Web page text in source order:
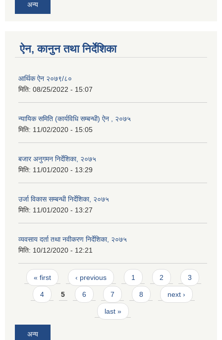
अन्य
ऐन, कानुन तथा निर्देशिका
आर्थिक ऐन २०७९/८०
मिति: 08/25/2022 - 15:07
न्यायिक समिति (कार्यविधि सम्बन्धी) ऐन , २०७५
मिति: 11/02/2020 - 15:05
बजार अनुगमन निर्देशिका, २०७५
मिति: 11/01/2020 - 13:29
उर्जा विकास सम्बन्धी निर्देशिका, २०७५
मिति: 11/01/2020 - 13:27
व्यवसाय दर्ता तथा नवीकरण निर्देशिका, २०७५
मिति: 10/12/2020 - 12:21
Pages
« first ‹ previous 1 2 3
4 5 6 7 8 next ›
last »
अन्य